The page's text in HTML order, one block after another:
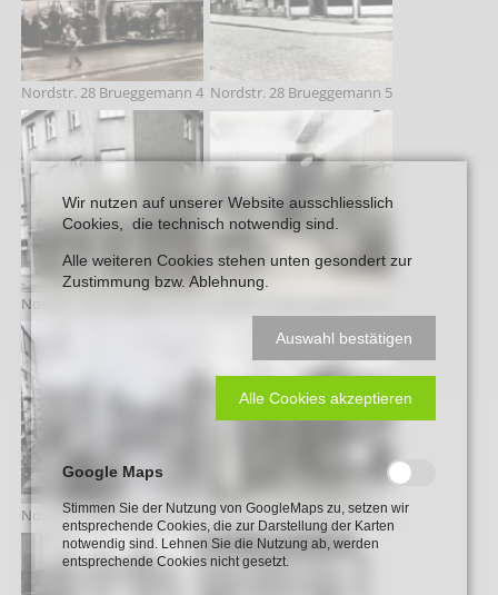
Nordstr. 28 Brueggemann 4 Nordstr. 28 Brueggemann 5
Nordstr. 28 Brueggemann 6
Nordstr. 28 Brueggemann 8 Nordstr. 28 Brueggemann 9
Wir nutzen auf unserer Website ausschliesslich
Cookies, die technisch notwendig sind.
Alle weiteren Cookies stehen unten gesondert zur
Zustimmung bzw. Ablehnung.
Auswahl bestätigen
Alle Cookies akzeptieren
Google Maps
Stimmen Sie der Nutzung von GoogleMaps zu, setzen wir
entsprechende Cookies, die zur Darstellung der Karten
notwendig sind. Lehnen Sie die Nutzung ab, werden
entsprechende Cookies nicht gesetzt.